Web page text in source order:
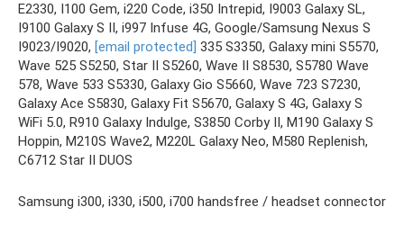
E2330, I100 Gem, i220 Code, i350 Intrepid, I9003 Galaxy SL,
I9100 Galaxy S II, i997 Infuse 4G, Google/Samsung Nexus S
I9023/I9020, [email protected] 335 S3350, Galaxy mini S5570,
Wave 525 S5250, Star II S5260, Wave II S8530, S5780 Wave
578, Wave 533 S5330, Galaxy Gio S5660, Wave 723 S7230,
Galaxy Ace S5830, Galaxy Fit S5670, Galaxy S 4G, Galaxy S
WiFi 5.0, R910 Galaxy Indulge, S3850 Corby II, M190 Galaxy S
Hoppin, M210S Wave2, M220L Galaxy Neo, M580 Replenish,
C6712 Star II DUOS
Samsung i300, i330, i500, i700 handsfree / headset connector